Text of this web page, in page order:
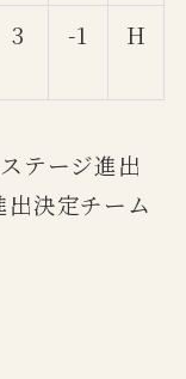
3 -1 H
テージ進出
決定チーム